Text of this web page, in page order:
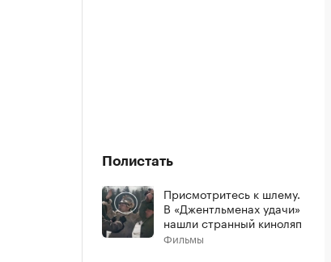
Полистать
Присмотритесь к шлему.
В «Джентльменах удачи»
нашли странный киноляп
Фильмы